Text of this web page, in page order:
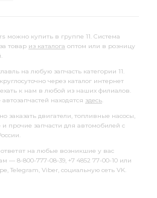
можно купить в группе 11. Система
товар из каталога оптом или в розницу
на любую запчасть категории 11.
через каталог интернет
к нам в любой из наших филиалов.
находятся здесь.
заказать двигатели, топливные насосы,
прочие запчасти для автомобилей с
на любые возникшие у вас
— 8-800-777-08-39, +7 4852 77-00-10 или
Telegram, Viber, социальную сеть VK.